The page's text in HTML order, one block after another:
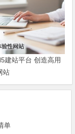
建站平台 创造高用
站
单